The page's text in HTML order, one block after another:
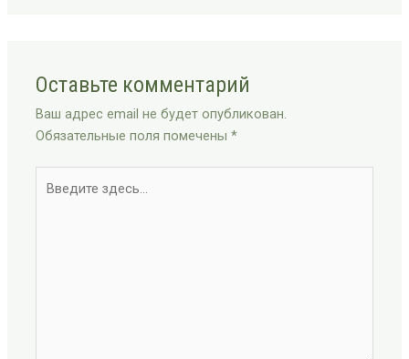
Оставьте комментарий
Ваш адрес email не будет опубликован.
Обязательные поля помечены*
здесь...